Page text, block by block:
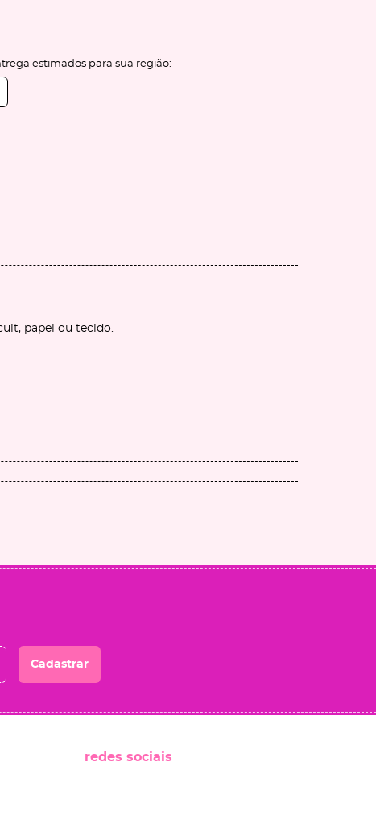
estimados para sua região:
papel ou tecido.
Cadastrar
redes sociais